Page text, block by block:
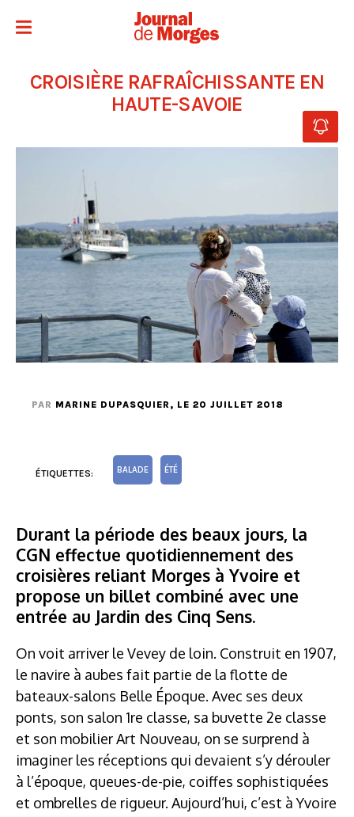
CROISIÈRE RAFRAÎCHISSANTE EN
HAUTE-SAVOIE
PAR MARINE DUPASQUIER, LE 20 JUILLET 2018
ÉTIQUETTES: BALADE ÉTÉ
Durant la période des beaux jours, la
CGN effectue quotidiennement des
croisières reliant Morges à Yvoire et
propose un billet combiné avec une
entrée au Jardin des Cinq Sens.
On voit arriver le Vevey de loin. Construit en 1907,
le navire à aubes fait partie de la flotte de
bateaux-salons Belle Époque. Avec ses deux
ponts, son salon 1re classe, sa buvette 2e classe
et son mobilier Art Nouveau, on se surprend à
imaginer les réceptions qui devaient s’y dérouler
à l’époque, queues-de-pie, coiffes sophistiquées
et ombrelles de rigueur. Aujourd’hui, c’est à Yvoire